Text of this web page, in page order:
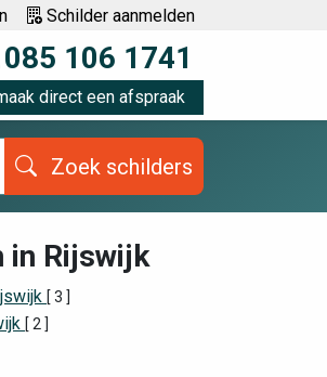
Schilder aanmelden
085 106 1741
direct een afspraak
Zoek schilders
in Rijswijk
[ 3 ]
[ 2 ]